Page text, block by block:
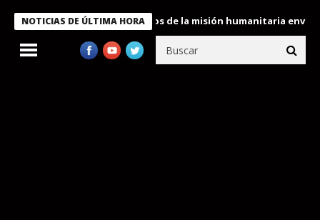
NOTICIAS DE ÚLTIMA HORA
condecora a miembros de la misión humanitaria enviada a